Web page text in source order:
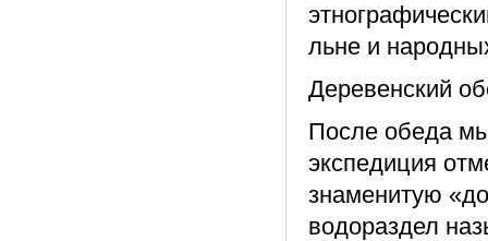
льне и
Деревенский
После обеда
экспедиция
знаменитую
водораздел